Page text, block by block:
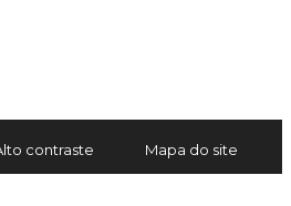
contraste Mapa do site